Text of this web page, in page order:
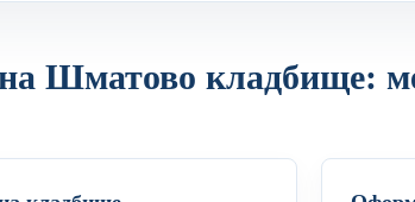
Шматово кладбище: